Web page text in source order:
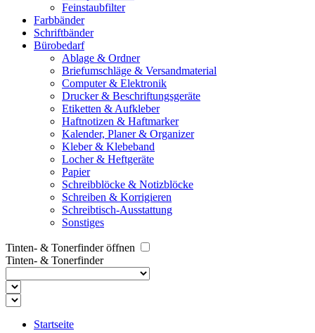
Feinstaubfilter
Farbbänder
Schriftbänder
Bürobedarf
Ablage & Ordner
Briefumschläge & Versandmaterial
Computer & Elektronik
Drucker & Beschriftungsgeräte
Etiketten & Aufkleber
Haftnotizen & Haftmarker
Kalender, Planer & Organizer
Kleber & Klebeband
Locher & Heftgeräte
Papier
Schreibblöcke & Notizblöcke
Schreiben & Korrigieren
Schreibtisch-Ausstattung
Sonstiges
Tinten- & Tonerfinder öffnen
Tinten- & Tonerfinder
Startseite